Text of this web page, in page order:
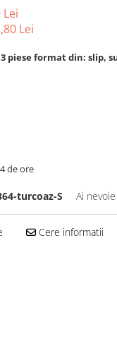
Lei
Lei
piese format din: slip,
de ore
turcoaz-S Ai
Cere informatii